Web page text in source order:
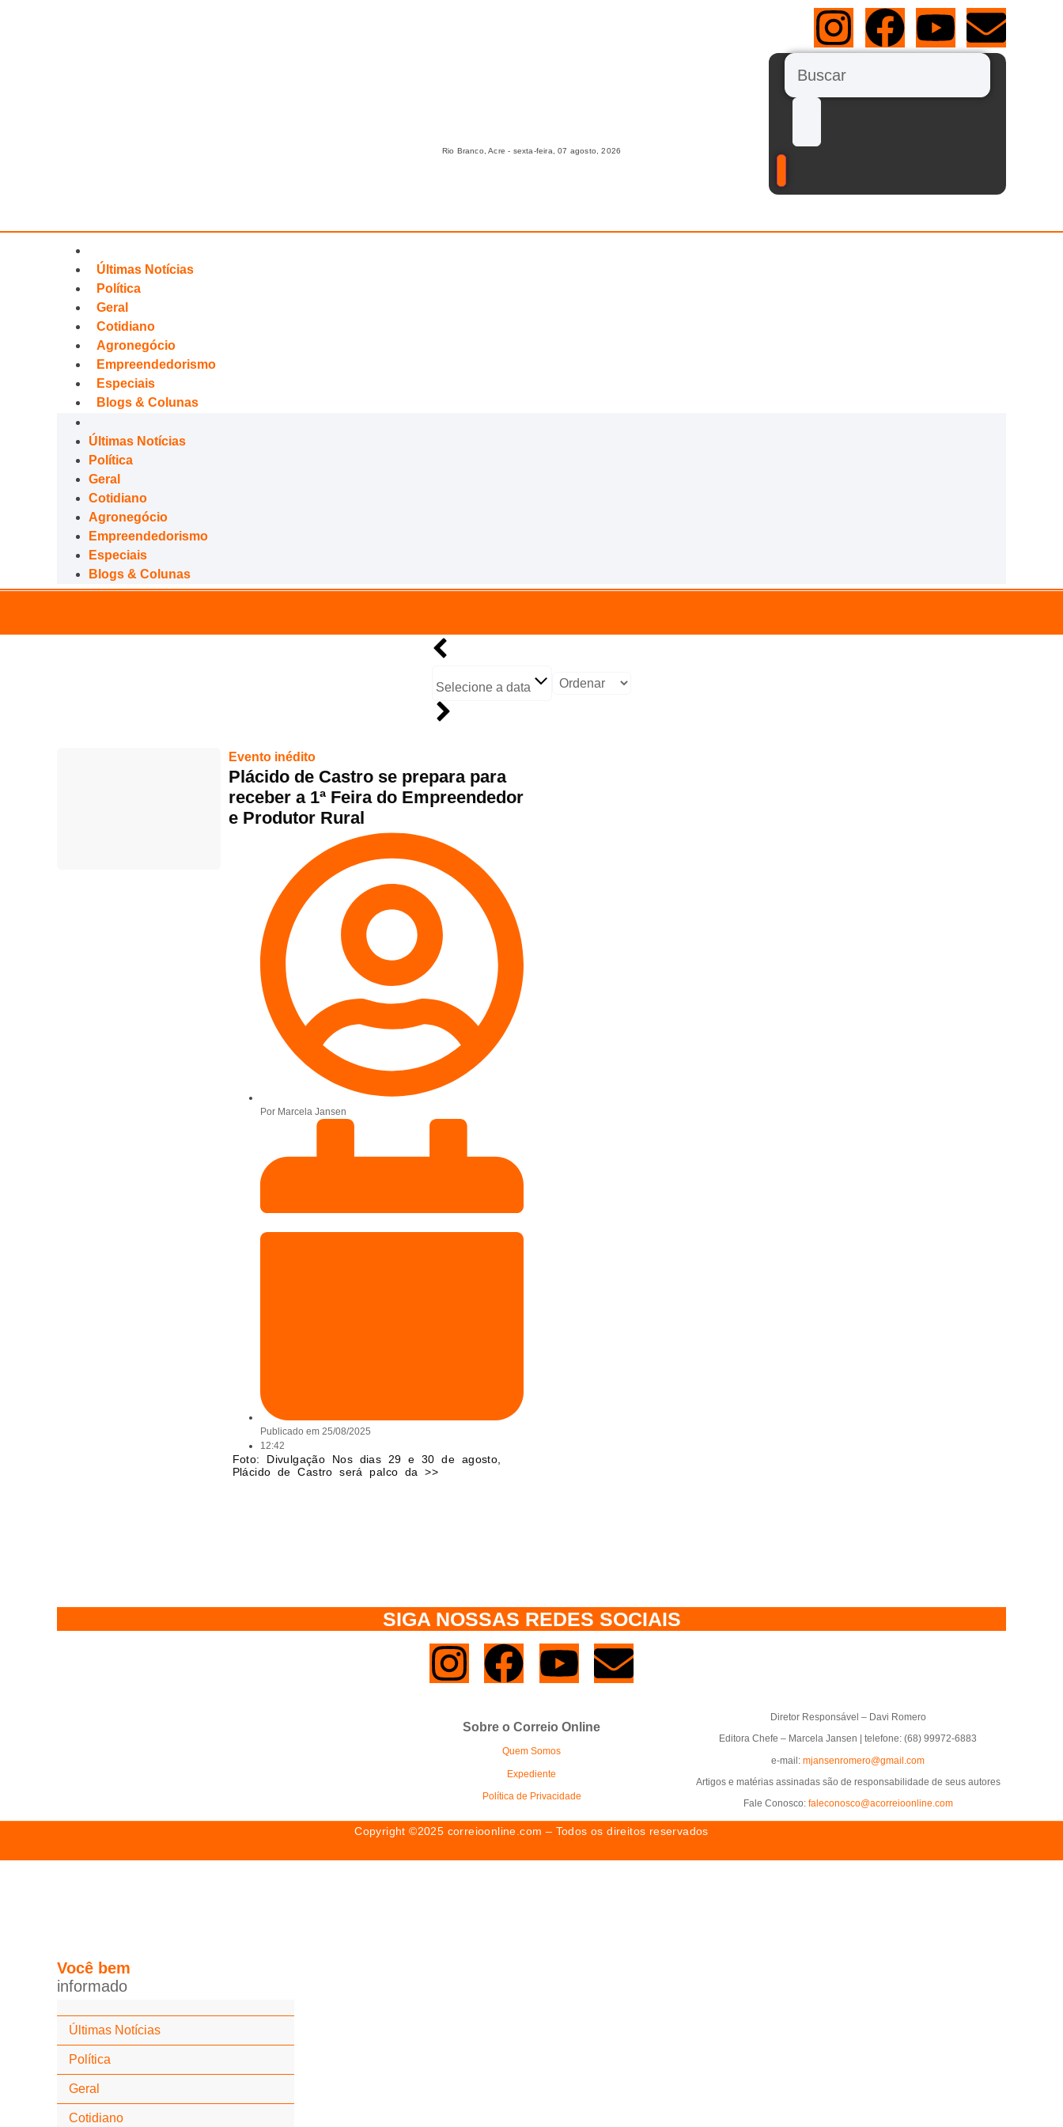
Rio Branco, Acre - sexta-feira, 07 agosto, 2026
Últimas Notícias
Política
Geral
Cotidiano
Agronegócio
Empreendedorismo
Especiais
Blogs & Colunas
Últimas Notícias
Política
Geral
Cotidiano
Agronegócio
Empreendedorismo
Especiais
Blogs & Colunas
Selecione a data
Evento inédito
Plácido de Castro se prepara para
receber a 1ª Feira do Empreendedor
e Produtor Rural
Por Marcela Jansen
Publicado em 25/08/2025
12:42
Foto: Divulgação Nos dias 29 e 30 de agosto,
Plácido de Castro será palco da >>
SIGA NOSSAS REDES SOCIAIS
Sobre o Correio Online
Quem Somos
Expediente
Política de Privacidade
Diretor Responsável – Davi Romero
Editora Chefe – Marcela Jansen | telefone: (68) 99972-6883
e-mail: mjansenromero@gmail.com
Artigos e matérias assinadas são de responsabilidade de seus autores
Fale Conosco: faleconosco@acorreioonline.com
Copyright ©2025 correioonline.com – Todos os direitos reservados
Você bem
informado
Últimas Notícias
Política
Geral
Cotidiano